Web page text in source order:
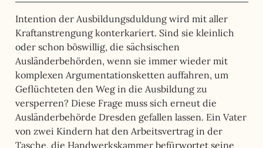
Intention der Ausbildungsduldung wird mit aller
Kraftanstrengung konterkariert. Sind sie kleinlich
oder schon böswillig, die sächsischen
Ausländerbehörden, wenn sie immer wieder mit
komplexen Argumentationsketten auffahren, um
Geflüchteten den Weg in die Ausbildung zu
versperren? Diese Frage muss sich erneut die
Ausländerbehörde Dresden gefallen lassen. Ein Vater
von zwei Kindern hat den Arbeitsvertrag in der
Tasche, die Handwerkskammer befürwortet seine